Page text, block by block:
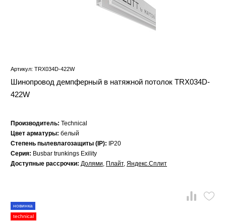
Артикул: TRX034D-422W
Шинопровод демпферный в натяжной потолок TRX034D-
422W
Производитель: Technical
Цвет арматуры: белый
Степень пылевлагозащиты (IP):
IP20
Серия: Busbar trunkings Exility
Доступные рассрочки: Долями, Плайт, Яндекс.Сплит
новинка
technical